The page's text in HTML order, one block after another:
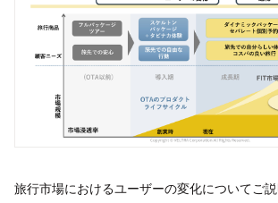
旅行市場におけるユーザーの変化についてご説